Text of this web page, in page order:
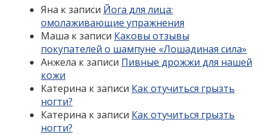
Яна к записи Йога для лица:
омолаживающие упражнения
Маша к записи Каковы отзывы
покупателей о шампуне «Лошадиная сила»
Анжела к записи Пивные дрожжи для нашей
кожи
Катерина к записи Как отучиться грызть
ногти?
Катерина к записи Как отучиться грызть
ногти?